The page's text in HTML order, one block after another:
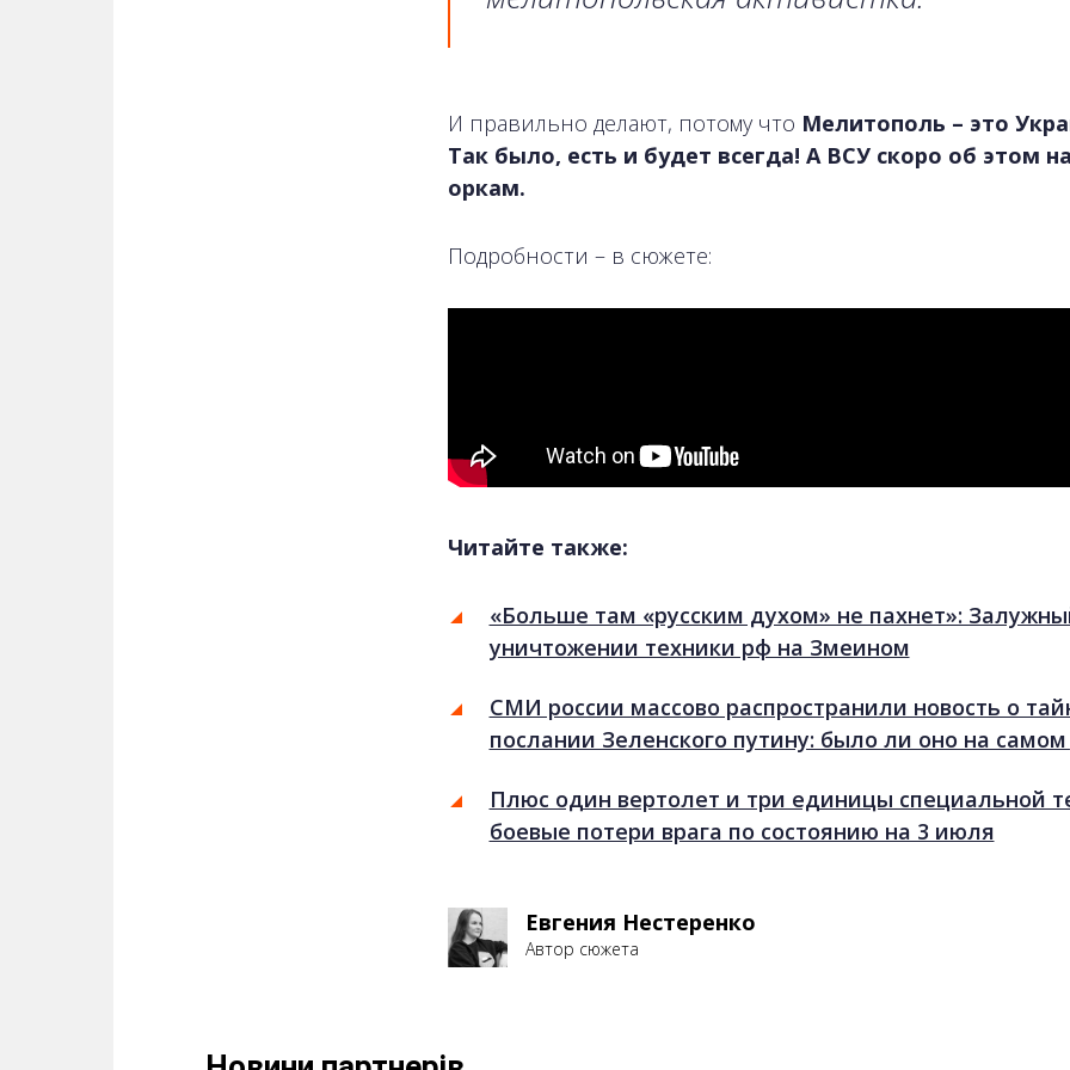
И правильно делают, потому что Мелитополь – это
Так было, есть и будет всегда! А ВСУ скоро об этом
оркам.
Подробности – в сюжете:
Читайте также:
«Больше там «русским духом» не пахнет»:
уничтожении техники рф на Змеином
СМИ россии массово распространили новость о
послании Зеленского путину: было ли оно на
Плюс один вертолет и три единицы специальной
боевые потери врага по состоянию на 3 июля
Евгения Нестеренко
Автор сюжета